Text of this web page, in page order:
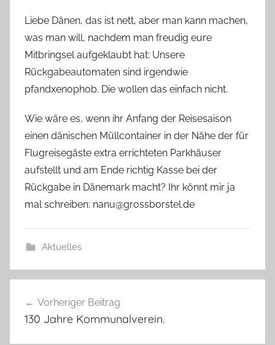
i
e
n
a
s
h
Liebe Dänen, das ist nett, aber man kann machen,
was man will, nachdem man freudig eure
Mitbringsel aufgeklaubt hat: Unsere
Rückgabeautomaten sind irgendwie
pfandxenophob. Die wollen das einfach nicht.
Wie wäre es, wenn ihr Anfang der Reisesaison
einen dänischen Müllcontainer in der Nähe der für
Flugreisegäste extra errichteten Parkhäuser
aufstellt und am Ende richtig Kasse bei der
Rückgabe in Dänemark macht? Ihr könnt mir ja
mal schreiben: nanu@grossborstel.de
Aktuelles
Vorheriger Beitrag
130 Jahre Kommunalverein.